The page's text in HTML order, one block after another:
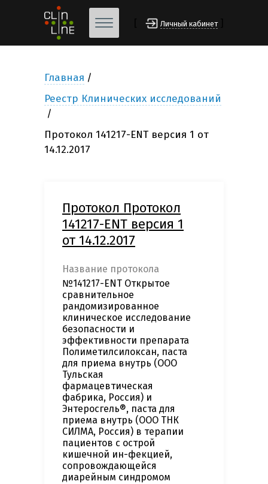
Личный кабинет
Главная
Реестр Клинических исследований
Протокол 141217-ENT версия 1 от
14.12.2017
Протокол Протокол
141217-ENT версия 1
от 14.12.2017
Название протокола
№141217-ENT Открытое
сравнительное
рандомизированное
клиническое исследование
безопасности и
эффективности препарата
Полиметилсилоксан, паста
для приема внутрь (ООО
Тульская
фармацевтическая
фабрика, Россия) и
Энтеросгель®, паста для
приема внутрь (ООО ТНК
СИЛМА, Россия) в терапии
пациентов с острой
кишечной ин-фекцией,
сопровождающейся
диарейным синдромом